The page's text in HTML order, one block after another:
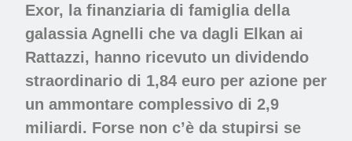
Exor, la finanziaria di famiglia della
galassia Agnelli che va dagli Elkan ai
Rattazzi, hanno ricevuto un dividendo
straordinario di 1,84 euro per azione per
un ammontare complessivo di 2,9
miliardi. Forse non c’è da stupirsi se